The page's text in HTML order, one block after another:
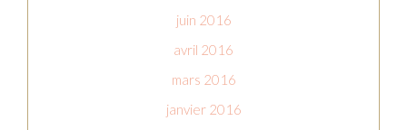
juin 2016
avril 2016
mars 2016
janvier 2016